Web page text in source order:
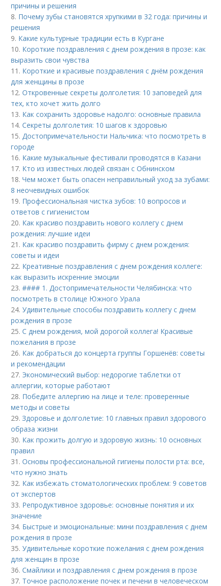
причины и решения
8. Почему зубы становятся хрупкими в 32 года: причины и
решения
9. Какие культурные традиции есть в Кургане
10. Короткие поздравления с днем рождения в прозе: как
выразить свои чувства
11. Короткие и красивые поздравления с днём рождения
для женщины в прозе
12.Откровенные секреты долголетия: 10 заповедей для
тех, кто хочет жить долго
13. Как сохранить здоровье надолго: основные правила
14.Секреты долголетия: 10 шагов к здоровью
15. Достопримечательности Нальчика: что посмотреть в
городе
16. Какие музыкальные фестивали проводятся в Казани
17. Кто из известных людей связан с Обнинском
18.Чем может быть опасен неправильный уход за зубами:
8 неочевидных ошибок
19. Профессиональная чистка зубов: 10 вопросов и
ответов с гигиенистом
20. Как красиво поздравить нового коллегу с днем
рождения: лучшие идеи
21. Как красиво поздравить фирму с днем рождения:
советы и идеи
22. Креативные поздравления с днем рождения коллеге:
как выразить искренние эмоции
23.#### 1. Достопримечательности Челябинска: что
посмотреть в столице Южного Урала
24.Удивительные способы поздравить коллегу с днем
рождения в прозе
25.С днем рождения, мой дорогой коллега! Красивые
пожелания в прозе
26. Как добраться до концерта группы Горшенёв: советы
и рекомендации
27. Экономический выбор: недорогие таблетки от
аллергии, которые работают
28. Победите аллергию на лице и теле: проверенные
методы и советы
29.Здоровье и долголетие: 10 главных правил здорового
образа жизни
30. Как прожить долгую и здоровую жизнь: 10 основных
правил
31.Основы профессиональной гигиены полости рта: все,
что нужно знать
32. Как избежать стоматологических проблем: 9 советов
от экспертов
33. Репродуктивное здоровье: основные понятия и их
значение
34. Быстрые и эмоциональные: мини поздравления с днем
рождения в прозе
35.Удивительные короткие пожелания с днем рождения
для женщин в прозе
36.Смайлики и поздравления с днем рождения в прозе
37. Точное расположение почек и печени в человеческом